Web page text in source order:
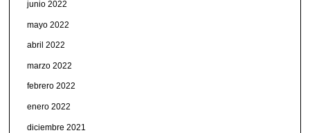
junio 2022
mayo 2022
abril 2022
marzo 2022
febrero 2022
enero 2022
diciembre 2021